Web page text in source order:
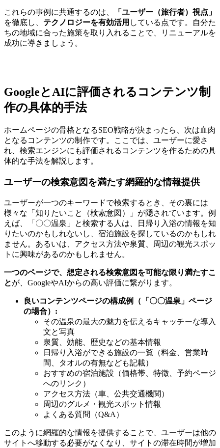
これらの事例に共通するのは、
「ユーザー（旅行者）視点」
を徹底し、 テクノロジーを有効活用 している点です。自分た
ちの地域に合った施策を取り入れることで、リニューアルを
成功に導きましょう。
GoogleとAIに評価されるコンテンツ制
作の具体的手法
ホームページの骨格となるSEO戦略が決まったら、次は血肉
となるコンテンツの制作です。ここでは、ユーザーに愛さ
れ、検索エンジンにも評価されるコンテンツを作るための具
体的な手法を解説します。
ユーザーの検索意図を満たす網羅的な情報提供
ユーザーが一つのキーワードで検索するとき、その裏には
様々な「知りたいこと（検索意図）」が隠されています。例
えば、「〇〇温泉」と検索する人は、日帰り入浴の情報を知
りたいのかもしれないし、宿泊施設を探しているのかもしれ
ません。あるいは、アクセス方法や泉質、周辺の観光スポッ
トに興味があるのかもしれません。
一つのページで、想定される検索意図を可能な限り満たすこ
とが、GoogleやAIからの高い評価に繋がります。
良いコンテンツページの構成例（「〇〇温泉」ページ
の場合）:
その温泉の最大の魅力を伝えるキャッチーな導入
文と写真
泉質、効能、歴史などの基本情報
日帰り入浴ができる施設の一覧（料金、営業時
間、タオルの有無なども記載）
おすすめの宿泊施設（価格帯、特徴、予約ページ
へのリンク）
アクセス方法（車、公共交通機関）
周辺のグルメ・観光スポット情報
よくある質問（Q&A）
このように網羅的な情報を提供することで、ユーザーは他の
サイトへ移動する必要がなくなり、サイトの滞在時間が増加